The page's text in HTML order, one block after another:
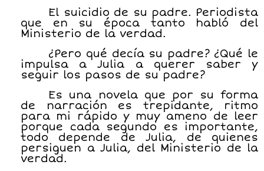
El suicidio de su padre. Periodista
que en su época tanto habló del
Ministerio de la verdad.
¿Pero qué decía su padre? ¿Qué le
impulsa a Julia a querer saber y
seguir los pasos de su padre?
Es una novela que por su forma
de narración es trepidante, ritmo
para mi rápido y muy ameno de leer
porque cada segundo es importante,
todo depende de Julia, de quienes
persiguen a Julia, del Ministerio de la
verdad.